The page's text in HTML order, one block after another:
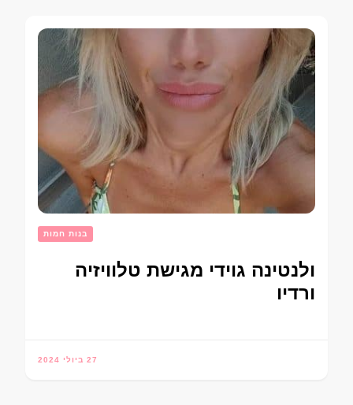
בנות חמות
ולנטינה גוידי מגישת טלוויזיה
ורדיו
27 ביולי 2024